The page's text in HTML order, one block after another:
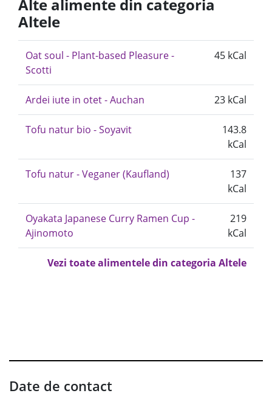
Alte alimente din categoria
Altele
Oat soul - Plant-based Pleasure -
Scotti
45 kCal
Ardei iute in otet - Auchan 23 kCal
Tofu natur bio - Soyavit
143.8
kCal
Tofu natur - Veganer (Kaufland)
137
kCal
Oyakata Japanese Curry Ramen Cup -
Ajinomoto
219
kCal
Vezi toate alimentele din categoria Altele
Date de contact